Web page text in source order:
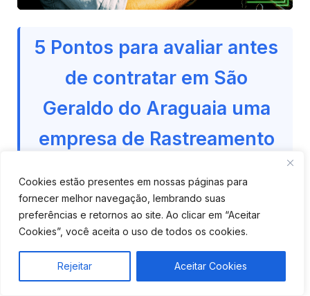
Cookies estão presentes em nossas páginas para
fornecer melhor navegação, lembrando suas
preferências e retornos ao site. Ao clicar em “Aceitar
Cookies”, você aceita o uso de todos os cookies.
Rejeitar Aceitar Cookies
5 Pontos para avaliar antes
de contratar em São
Geraldo do Araguaia uma
empresa de Rastreamento
Antes de sair fechando contrato com qualquer
empresa de rastreamento veicular em São Geraldo
fazem toda a diferença no uso no dia a dia. Nem
sempre o mais barato é o melhor, e também não